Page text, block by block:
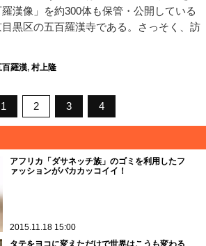
漢像」を約300体も保管・公開している
黒区の五百羅漢寺である。さっそく、訪
百羅漢, 村上隆
1 2 3 4
アフリカ「ダサネッチ族」のゴミを利用したフ
ァッションがバカカッコイイ！
2015.11.18 15:00
タテをヨコに変えただけで世界はこうも変わる